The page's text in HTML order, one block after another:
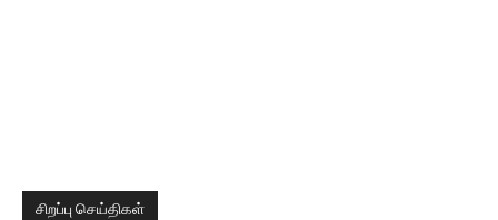
சிறப்பு செய்திகள்